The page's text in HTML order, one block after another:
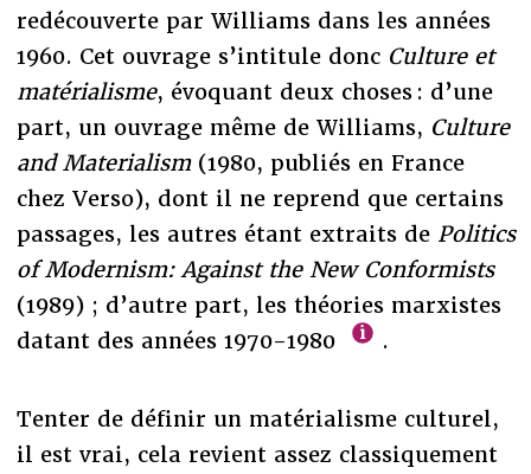
redécouverte par Williams dans les années
1960. Cet ouvrage s’intitule donc Culture et
matérialisme, évoquant deux choses : d’une
part, un ouvrage même de Williams, Culture
and Materialism(1980, publiés en France
chez Verso), dont il ne reprend que certains
passages, les autres étant extraits de Politics
of Modernism: Against the New Conformists
(1989) ; d’autre part, les théories marxistes
datant des années 1970-1980
.
Tenter de définir un matérialisme culturel,
il est vrai, cela revient assez classiquement